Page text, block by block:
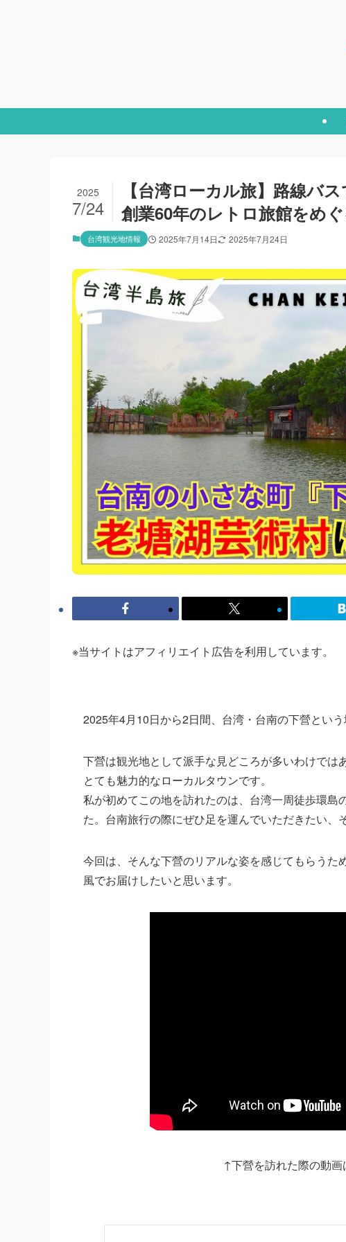
【台湾ローカル旅】路線バ
創業60年のレトロ旅館をめ
2025
7/24
台湾観光地情報 2025年7月14日 2025年7月24日
※当サイトはアフィリエイト広告を利用しています。
2025年4月10日から2日間、台湾・台南の下營という
下營は観光地として派手な見どころが多いわけでは
とても魅力的なローカルタウンです。
私が初めてこの地を訪れたのは、台湾一周徒歩環
た。台南旅行の際にぜひ足を運んでいただきたい、
今回は、そんな下營のリアルな姿を感じてもらう
風でお届けしたいと思います。
↑下營を訪れた際の動